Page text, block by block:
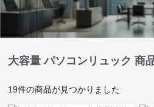
大容量 パソコンリュック 商
19件の商品が見つかりました